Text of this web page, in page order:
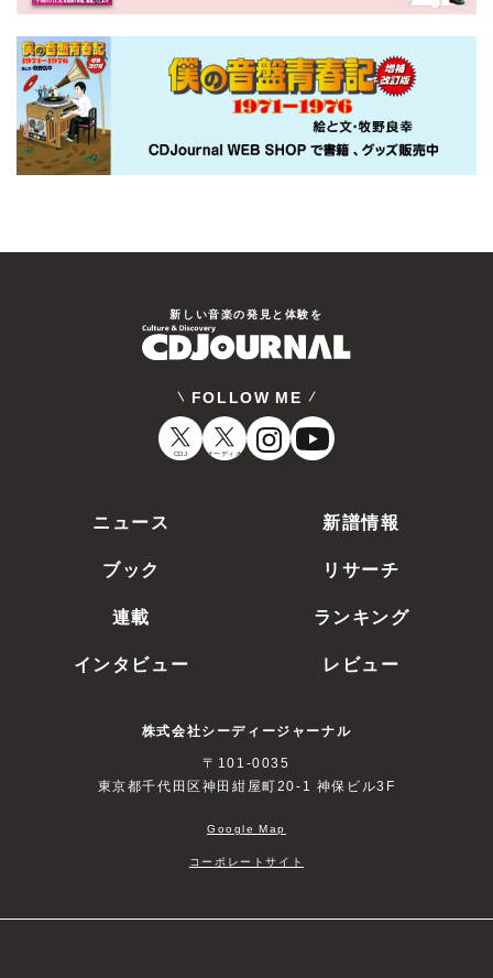
新しい⾳楽の発⾒と体験を
FOLLOW ME
CDJ オーディオ
ニュース
新譜情報
ブック
リサーチ
連載
ランキング
インタビュー
レビュー
株式会社シーディージャーナル
〒101-0035
東京都千代田区神田紺屋町20-1 神保ビル3F
Google Map
コーポレートサイト